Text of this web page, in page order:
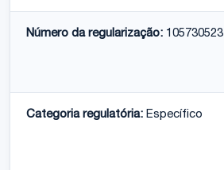
Número da regularização: 105730523
Categoria regulatória: Específico